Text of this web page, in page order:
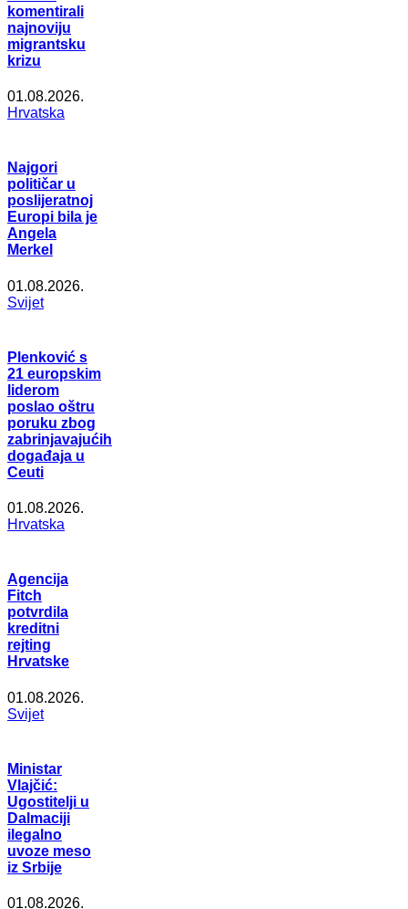
komentirali
najnoviju
migrantsku
krizu
01.08.2026.
Hrvatska
Najgori
političar u
poslijeratnoj
Europi bila je
Angela
Merkel
01.08.2026.
Svijet
Plenković s
21 europskim
liderom
poslao oštru
poruku zbog
zabrinjavajućih
događaja u
Ceuti
01.08.2026.
Hrvatska
Agencija
Fitch
potvrdila
kreditni
rejting
Hrvatske
01.08.2026.
Svijet
Ministar
Vlajčić:
Ugostitelji u
Dalmaciji
ilegalno
uvoze meso
iz Srbije
01.08.2026.